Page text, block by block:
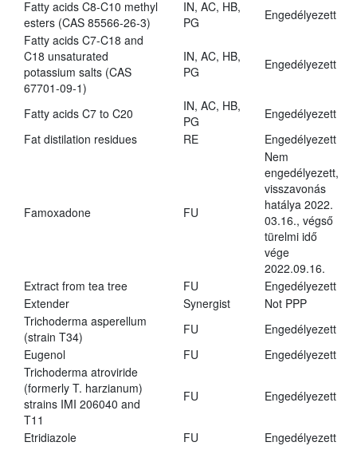
Fatty acids C8-C10 methyl
esters (CAS 85566-26-3)
IN, AC, HB,
PG
Engedélyezett
Fatty acids C7-C18 and
C18 unsaturated
potassium salts (CAS
67701-09-1)
IN, AC, HB,
PG
Engedélyezett
Fatty acids C7 to C20
IN, AC, HB,
PG
Engedélyezett
Fat distilation residues
RE Engedélyezett
Famoxadone FU
Nem
engedélyezett,
visszavonás
hatálya 2022.
03.16., végső
türelmi idő
vége
2022.09.16.
Extract from tea tree
FU
Engedélyezett
Extender
Synergist
Not PPP
Trichoderma asperellum
(strain T34)
FU
Engedélyezett
Eugenol
FU
Engedélyezett
Trichoderma atroviride
(formerly T. harzianum)
strains IMI 206040 and
T11
FU Engedélyezett
Etridiazole FU
Engedélyezett